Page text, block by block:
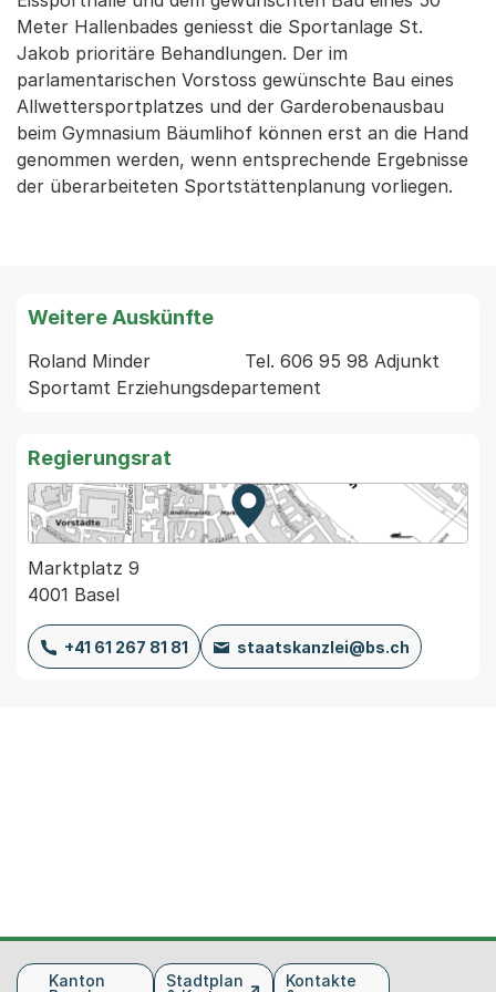
Meter Hallenbades geniesst die Sportanlage St.
Jakob prioritäre Behandlungen. Der im
parlamentarischen Vorstoss gewünschte Bau eines
Allwettersportplatzes und der Garderobenausbau
beim Gymnasium Bäumlihof können erst an die Hand
genommen werden, wenn entsprechende Ergebnisse
der überarbeiteten Sportstättenplanung vorliegen.
Weitere Auskünfte
Roland Minder                 Tel. 606 95 98 Adjunkt
Regierungsrat
Zur Karte von MapBS.
Externer Link, wird in einem
Marktplatz 9
4001 Basel
+41 61 267 81 81 staatskanzlei@bs.ch
FusszeileKanton
Stadtplan
Kontakte